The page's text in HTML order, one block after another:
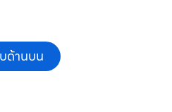
ด้านบน